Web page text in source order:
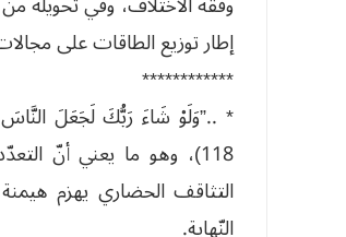
إطار توزيع الطاقات على
************
* ..”وَلَوْ شَاءَ رَبُّكَ لَجَعَلَ
118)، وهو ما يعني أنّ
التثاقف الحضاري يهزم
النّهاية.